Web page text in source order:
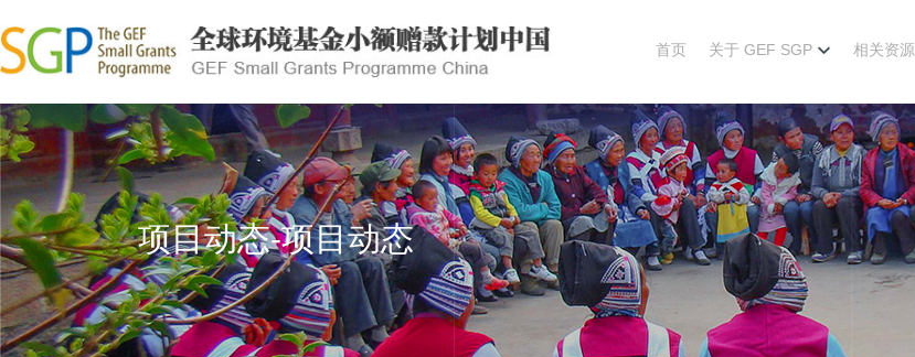
首页 关于 GEF SGP 相关资源
项目动态-项目动态